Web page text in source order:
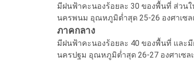
มีฝนฟ้าคะนองร้อยละ 30 ของพื้นที่ ส่วน
นครพนม อุณหภูมิต่ำสุด 25-26 องศาเซล
ภาคกลาง
มีฝนฟ้าคะนองร้อยละ 40 ของพื้นที่ และ
นครปฐม อุณหภูมิต่ำสุด 26-27 องศาเซล